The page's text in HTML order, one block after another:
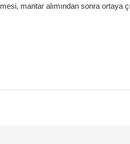
mantar alımından sonra ortaya